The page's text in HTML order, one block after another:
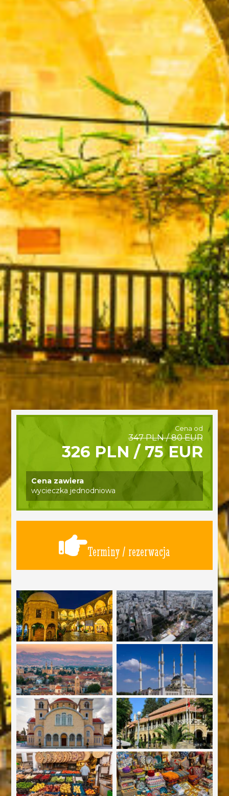
Cena od
347 PLN / 80 EUR
326 PLN / 75 EUR
Cena zawiera
wycieczka jednodniowa
Terminy / rezerwacja